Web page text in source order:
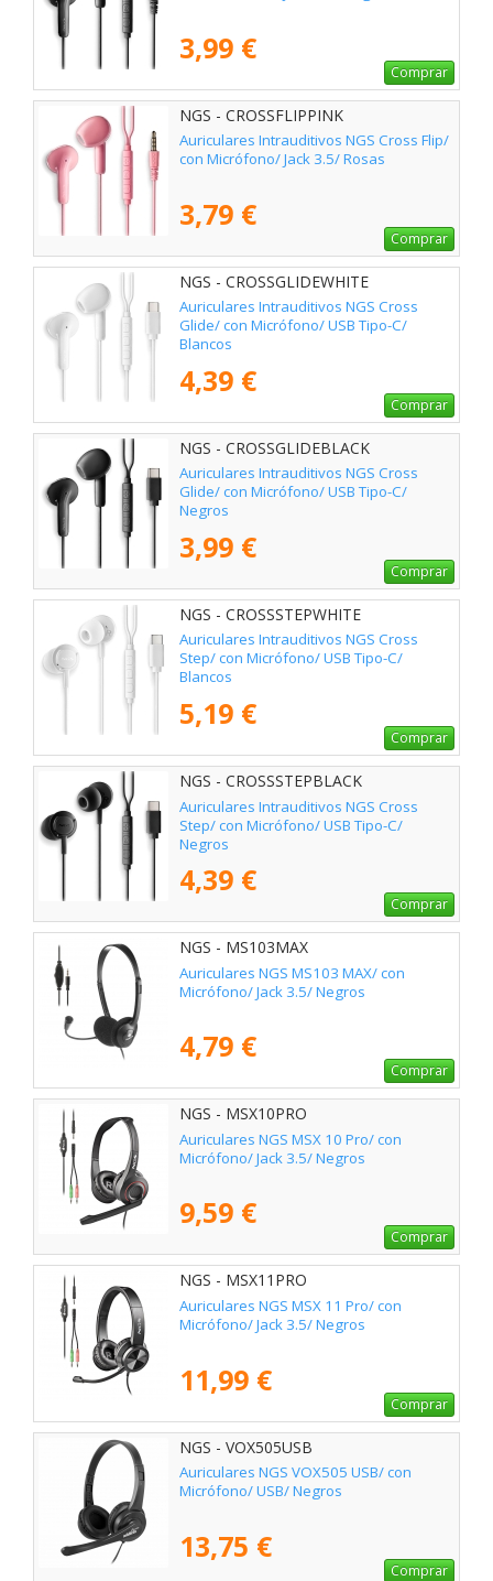
3,99 €
Comprar
NGS - CROSSFLIPPINK
Auriculares Intrauditivos NGS Cross Flip/
con Micrófono/ Jack 3.5/ Rosas
3,79 €
Comprar
NGS - CROSSGLIDEWHITE
Auriculares Intrauditivos NGS Cross
Glide/ con Micrófono/ USB Tipo-C/
Blancos
4,39 €
Comprar
NGS - CROSSGLIDEBLACK
Auriculares Intrauditivos NGS Cross
Glide/ con Micrófono/ USB Tipo-C/
Negros
3,99 €
Comprar
NGS - CROSSSTEPWHITE
Auriculares Intrauditivos NGS Cross
Step/ con Micrófono/ USB Tipo-C/
Blancos
5,19 €
Comprar
NGS - CROSSSTEPBLACK
Auriculares Intrauditivos NGS Cross
Step/ con Micrófono/ USB Tipo-C/
Negros
4,39 €
Comprar
NGS - MS103MAX
Auriculares NGS MS103 MAX/ con
Micrófono/ Jack 3.5/ Negros
4,79 €
Comprar
NGS - MSX10PRO
Auriculares NGS MSX 10 Pro/ con
Micrófono/ Jack 3.5/ Negros
9,59 €
Comprar
NGS - MSX11PRO
Auriculares NGS MSX 11 Pro/ con
Micrófono/ Jack 3.5/ Negros
11,99 €
Comprar
NGS - VOX505USB
Auriculares NGS VOX505 USB/ con
Micrófono/ USB/ Negros
13,75 €
Comprar